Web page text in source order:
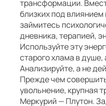
трансформации.
близких под
займитесь
дневника, терапией,
Используйте эту
старого хлама в
Анализируйте, а не
Прежде чем
увольнение, крупная
Меркурий — Плутон.